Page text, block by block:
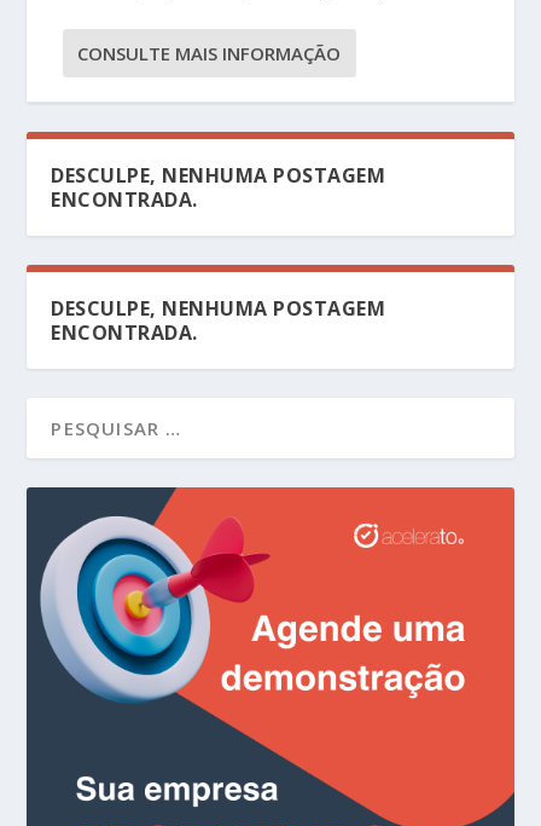
CONSULTE MAIS INFORMAÇÃO
DESCULPE, NENHUMA POSTAGEM
ENCONTRADA.
DESCULPE, NENHUMA POSTAGEM
ENCONTRADA.